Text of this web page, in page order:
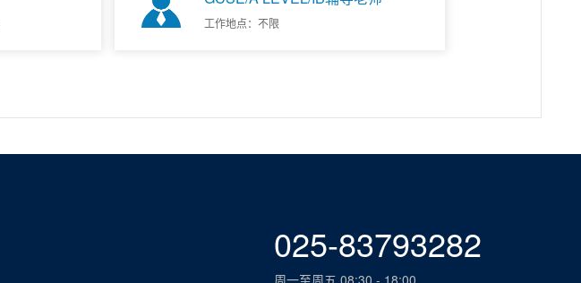
工作地点：不限
025-83793282
周一至周五 08:30 - 18:00